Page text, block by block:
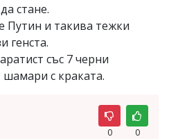
стане.
Путин и такива тежки
генста.
със 7 черни
с краката.
0 0